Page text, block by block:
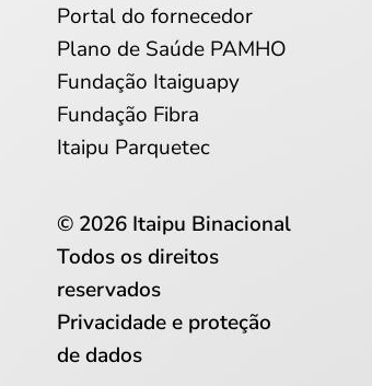
Portal do fornecedor
Plano de Saúde PAMHO
Fundação Itaiguapy
Fundação Fibra
Itaipu Parquetec
© 2026 Itaipu Binacional
Todos os direitos
reservados
Privacidade e proteção
de dados